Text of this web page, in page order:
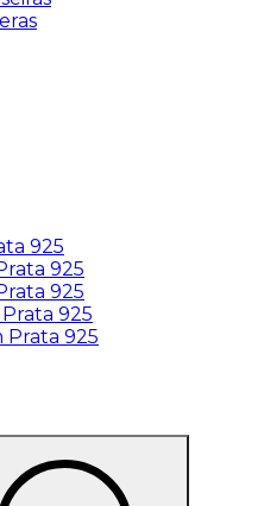
925
925
925
925
Prata 925